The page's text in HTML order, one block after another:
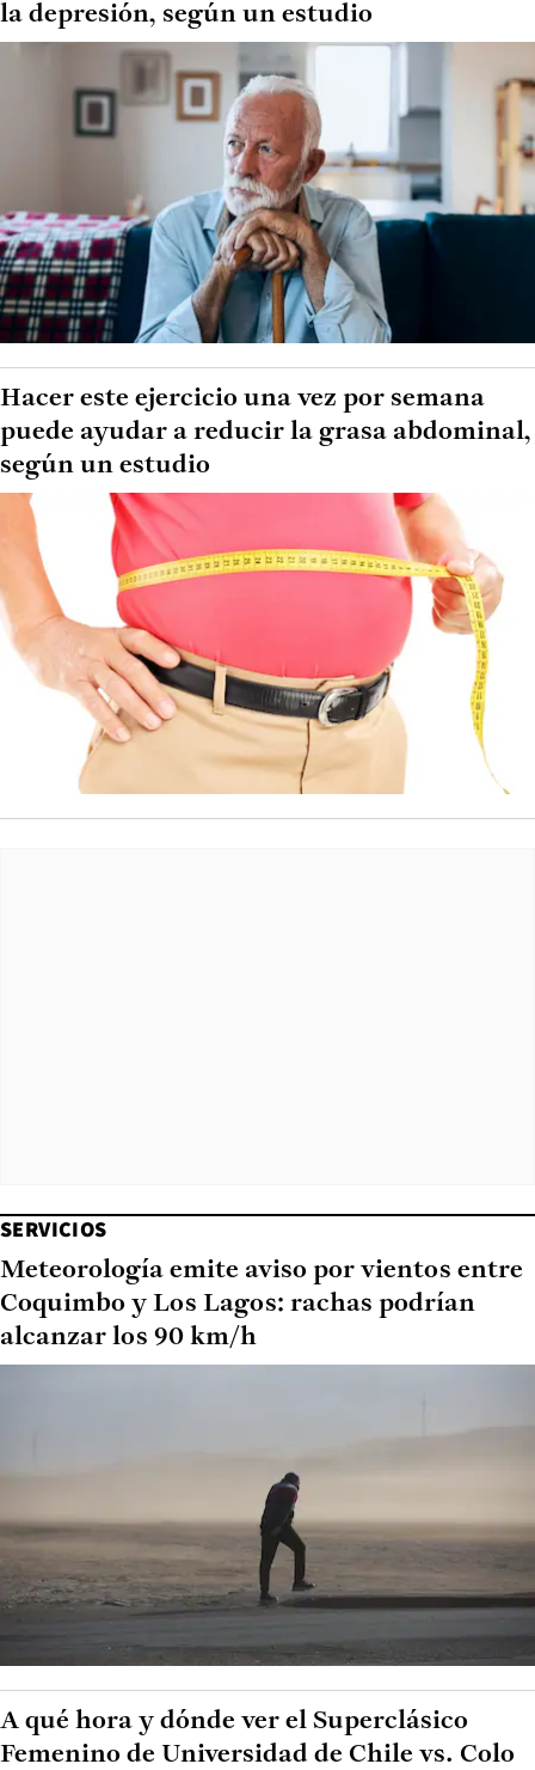
la depresión, según un estudio
Hacer este ejercicio una vez por semana
puede ayudar a reducir la grasa abdominal,
según un estudio
SERVICIOS
Meteorología emite aviso por vientos entre
Coquimbo y Los Lagos: rachas podrían
alcanzar los 90 km/h
A qué hora y dónde ver el Superclásico
Femenino de Universidad de Chile vs. Colo